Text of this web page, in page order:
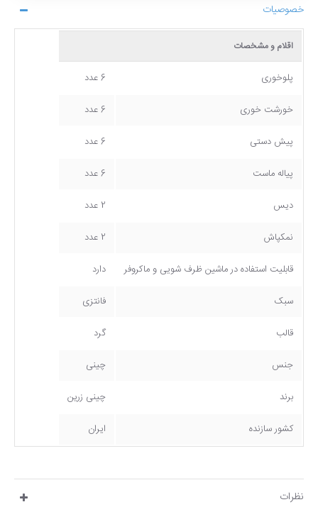
خصوصیات
اقلام و مشخصات
پلوخوری 6 عدد
خورشت خوری 6 عدد
پیش دستی 6 عدد
پیاله ماست 6 عدد
دیس 2 عدد
نمکپاش 2 عدد
قابلیت استفاده در ماشین ظرف شویی و ماکروفر دارد
سبک فانتزی
قالب گرد
جنس چینی
برند چینی زرین
کشور سازنده ایران
نظرات